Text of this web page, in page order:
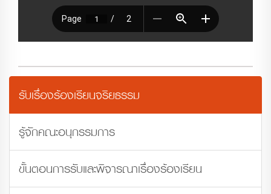
รับเรื่องร้องเรียนจริยธรรม
รู้จักคณะอนุกรรมการ
ขั้นตอนการรับและพิจารณาเรื่องร้องเรียน